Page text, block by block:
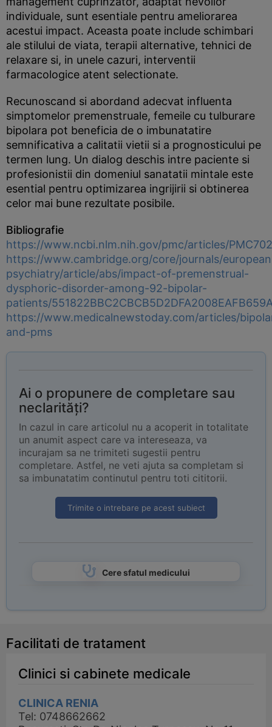
individuale, sunt esentiale pentru ameliorarea
acestui impact. Aceasta poate include schimbari
ale stilului de viata, terapii alternative, tehnici de
relaxare si, in unele cazuri, interventii
farmacologice atent selectionate.
Recunoscand si abordand adecvat influenta
simptomelor premenstruale, femeile cu tulburare
bipolara pot beneficia de o imbunatatire
semnificativa a calitatii vietii si a prognosticului pe
termen lung. Un dialog deschis intre paciente si
profesionistii din domeniul sanatatii mintale este
esential pentru optimizarea ingrijirii si obtinerea
celor mai bune rezultate posibile.
Bibliografie
https://www.ncbi.nlm.nih.gov/pmc/articles/
https://www.cambridge.org/core/journals/
psychiatry/article/abs/impact-of-premenstrual-
dysphoric-disorder-among-92-bipolar-
patients/
https://www.medicalnewstoday.com/articles/
and-pms
Ai o propunere de completare sau
neclarități?
In cazul in care articolul nu a acoperit in totalitate
un anumit aspect care va intereseaza, va
incurajam sa ne trimiteti sugestii pentru
completare. Astfel, ne veti ajuta sa completam si
sa imbunatatim continutul pentru toti cititorii.
Trimite o intrebare pe acest subiect
Cere sfatul medicului
Facilitati de tratament
Clinici si cabinete medicale
CLINICA RENIA
Tel: 0748662662